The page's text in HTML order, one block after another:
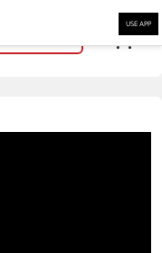
USE APP